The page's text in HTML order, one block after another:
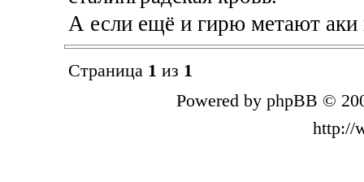
А если ещё и гирю метают аки
Страница 1 из 1
Powered by phpBB ©
http://